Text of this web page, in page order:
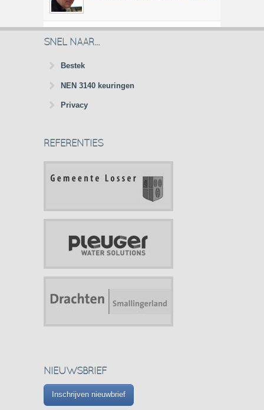
SNEL NAAR...
Bestek
NEN 3140 keuringen
Privacy
REFERENTIES
NIEUWSBRIEF
Inschrijven nieuwbrief